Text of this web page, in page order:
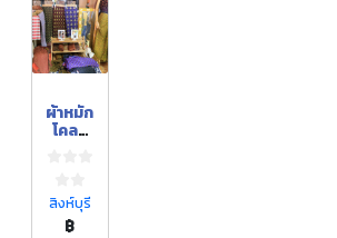
ผ้าหมัก
โคลน
สิงห์บุรี
฿